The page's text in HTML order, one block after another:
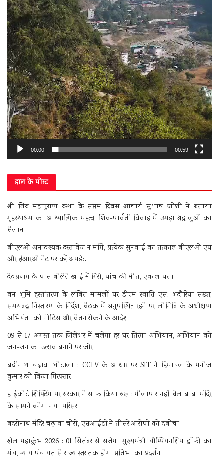
00:00 00:59
हाल के पोस्ट
श्री शिव महापुराण कथा के सप्तम दिवस आचार्य सुभाष जोशी ने बताया
गृहस्थाश्रम का आध्यात्मिक महत्व, शिव-पार्वती विवाह में उमड़ा श्रद्धालुओं का
सैलाब
बीएलओ अनावश्यक दस्तावेज न मांगें, प्रत्येक सुनवाई का तत्काल बीएलओ एप
और ईआरओ नेट पर करें अपडेट
देवप्रयाग के पास बोलेरो खाई में गिरी, पांच की मौत, एक लापता
वन भूमि हस्तांतरण के लंबित मामलों पर डीएम स्वाति एस. भदौरिया सख्त,
समयबद्ध निस्तारण के निर्देश, बैठक में अनुपस्थित रहने पर लोनिवि के अधीक्षण
अभियंता को नोटिस और वेतन रोकने के आदेश
09 से 17 अगस्त तक जिलेभर में चलेगा हर घर तिरंगा अभियान, अभियान को
जन-जन का उत्सव बनाने पर जोर
बद्रीनाथ चढ़ावा घोटाला : CCTV के आधार पर SIT ने हिमाचल के मनोज
कुमार को किया गिरफ्तार
हाईकोर्ट शिफ्टिंग पर सरकार ने साफ किया रुख : गौलापार नहीं, बेल बाबा मंदिर
के सामने बनेगा नया परिसर
बदरीनाथ मंदिर चढ़ावा चोरी, एसआईटी ने तीसरे आरोपी को दबोचा
खेल महाकुंभ 2026 : 01 सितंबर से सजेगा मुख्यमंत्री चौम्पियनशिप ट्रॉफी का
मंच, न्याय पंचायत से राज्य स्तर तक होगा प्रतिभा का प्रदर्शन